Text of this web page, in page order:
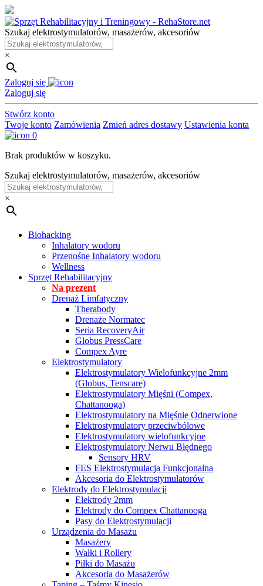
Skip
to
the
content
Szukaj elektrostymulatorów, masażerów, akcesoriów
×
Zaloguj się
Zaloguj się
Stwórz konto
Twoje konto Zamówienia Zmień adres dostawy Ustawienia konta
0
Brak produktów w koszyku.
Szukaj elektrostymulatorów, masażerów, akcesoriów
×
Biohacking
Inhalatory wodoru
Przenośne Inhalatory wodoru
Wellness
Sprzęt Rehabilitacyjny
Na prezent
Drenaż Limfatyczny
Therabody
Drenaże Normatec
Seria RecoveryAir
Globus PressCare
Compex Ayre
Elektrostymulatory
Elektrostymulatory Wielofunkcyjne 2mm
(Globus, Tenscare)
Elektrostymulatory Mięśni (Compex,
Chattanooga)
Elektrostymulatory na Mięśnie Odnerwione
Elektrostymulatory przeciwbólowe
Elektrostymulatory wielofunkcyjne
Elektrostymulatory Nerwu Błędnego
Sensory HRV
FES Elektrostymulacja Funkcjonalna
Akcesoria do Elektrostymulatorów
Elektrody do Elektrostymulacji
Elektrody 2mm
Elektrody do Compex Chattanooga
Pasy do Elektrostymulacji
Urządzenia do Masażu
Masażery
Wałki i Rollery
Piłki do Masażu
Akcesoria do Masażerów